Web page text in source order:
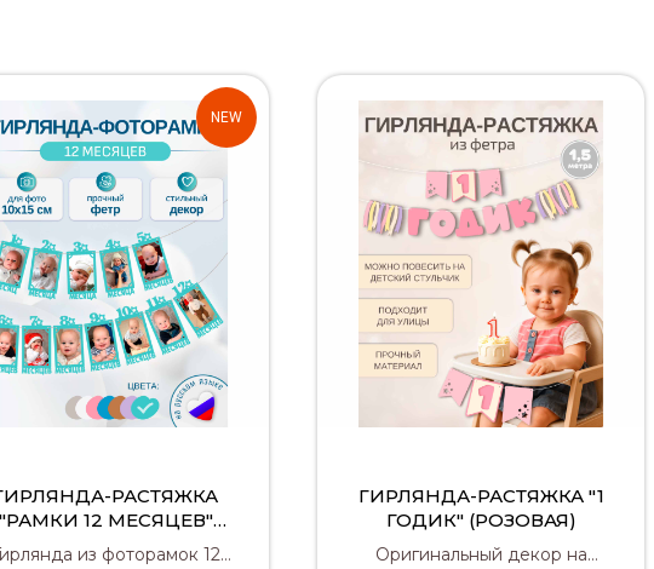
NEW
РАСТЯЖКА
"РАМКИ 12 МЕСЯЦЕВ"
(БИРЮЗОВАЯ)
из фоторамок 12
ГИРЛЯНДА-РАСТЯЖКА "1
ГОДИК" (РОЗОВАЯ)
Оригинальный декор на